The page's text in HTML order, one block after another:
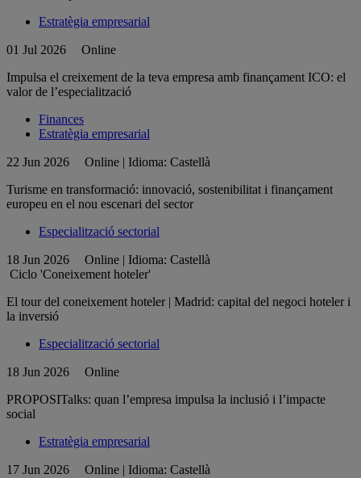
Estratègia empresarial
01 Jul 2026
Online
Impulsa el creixement de la teva empresa amb finançament ICO: el
valor de l’especialització
Finances
Estratègia empresarial
22 Jun 2026
Online | Idioma: Castellà
Turisme en transformació: innovació, sostenibilitat i finançament
europeu en el nou escenari del sector
Especialització sectorial
18 Jun 2026
Online | Idioma: Castellà
Ciclo 'Coneixement hoteler'
El tour del coneixement hoteler | Madrid: capital del negoci hoteler i
la inversió
Especialització sectorial
18 Jun 2026
Online
PROPOSITalks: quan l’empresa impulsa la inclusió i l’impacte
social
Estratègia empresarial
17 Jun 2026
Online | Idioma: Castellà